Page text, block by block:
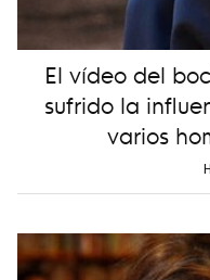
El vídeo del
sufrido la
varios